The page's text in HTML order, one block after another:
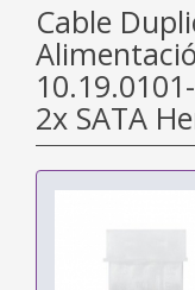
Cable
2x SATA